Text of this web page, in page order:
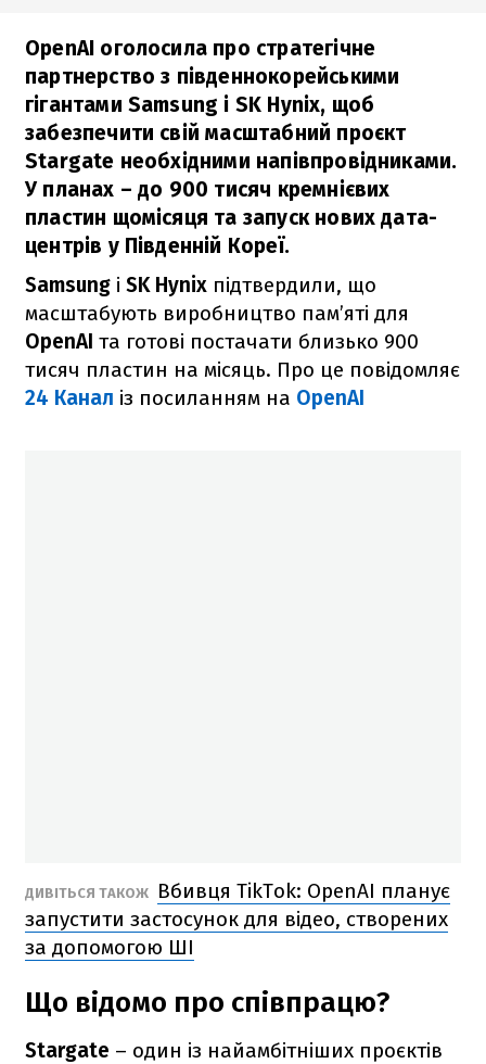
OpenAI оголосила про стратегічне
партнерство з південнокорейськими
гігантами Samsung і SK Hynix, щоб
забезпечити свій масштабний проєкт
Stargate необхідними напівпровідниками.
У планах – до 900 тисяч кремнієвих
пластин щомісяця та запуск нових дата-
центрів у Південній Кореї.
Samsung і SK Hynix підтвердили, що
масштабують виробництво пам’яті для
OpenAI та готові постачати близько 900
тисяч пластин на місяць. Про це повідомляє
24 Канал із посиланням на OpenAI
ДИВІТЬСЯ ТАКОЖ
Вбивця TikTok: OpenAI планує
запустити застосунок для відео, створених
за допомогою ШІ
Що відомо про співпрацю?
Stargate – один із найамбітніших проєктів